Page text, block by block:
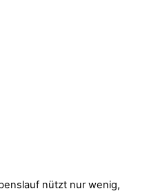
nützt nur wenig,